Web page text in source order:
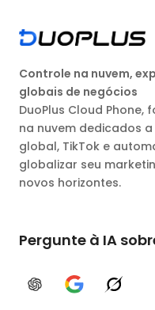
Controle na nuvem,
globais de negócios
DuoPlus Cloud
na nuvem dedicados
global, TikTok e
globalizar seu
novos horizontes.
Pergunte à IA
ChatGPTGoogle AIGrok